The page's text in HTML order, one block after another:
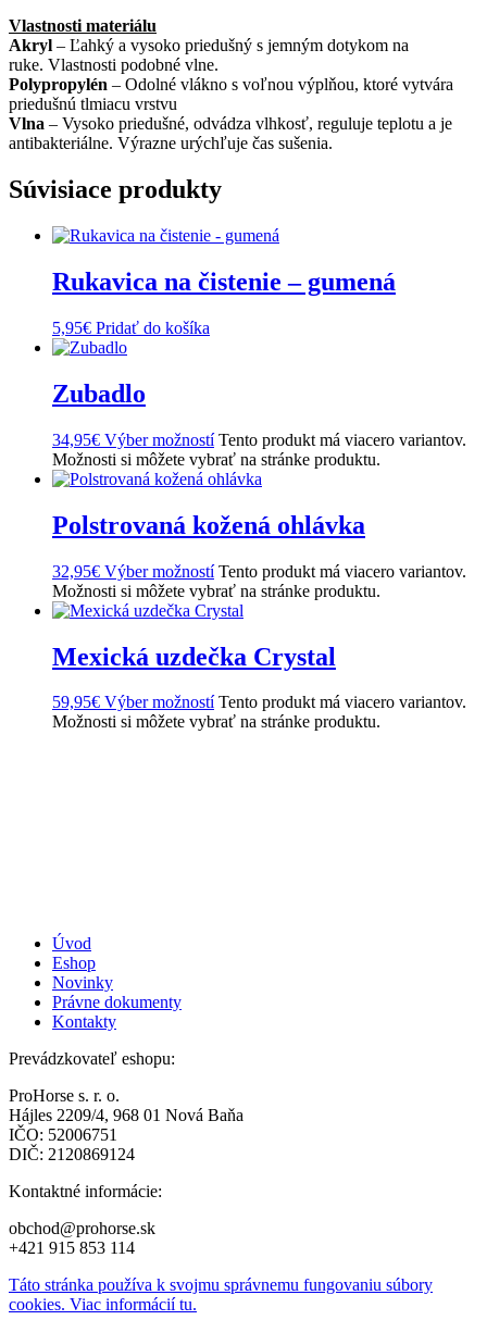
Vlastnosti materiálu
Akryl – Ľahký a vysoko priedušný s jemným dotykom na
ruke. Vlastnosti podobné vlne.
Polypropylén – Odolné vlákno s voľnou výplňou, ktoré vytvára
priedušnú tlmiacu vrstvu
Vlna – Vysoko priedušné, odvádza vlhkosť, reguluje teplotu a je
antibakteriálne. Výrazne urýchľuje čas sušenia.
Súvisiace produkty
Rukavica na čistenie – gumená
5,95€ Pridať do košíka
Zubadlo
34,95€ Výber možností Tento produkt má viacero variantov.
Možnosti si môžete vybrať na stránke produktu.
Polstrovaná kožená ohlávka
32,95€ Výber možností Tento produkt má viacero variantov.
Možnosti si môžete vybrať na stránke produktu.
Mexická uzdečka Crystal
59,95€ Výber možností Tento produkt má viacero variantov.
Možnosti si môžete vybrať na stránke produktu.
Úvod
Eshop
Novinky
Právne dokumenty
Kontakty
Prevádzkovateľ eshopu:
ProHorse s. r. o.
Hájles 2209/4, 968 01 Nová Baňa
IČO: 52006751
DIČ: 2120869124
Kontaktné informácie:
obchod@prohorse.sk
+421 915 853 114
Táto stránka používa k svojmu správnemu fungovaniu súbory
cookies. Viac informácií tu.